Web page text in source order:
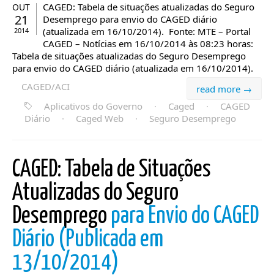
OUT
21
2014
CAGED: Tabela de situações atualizadas do Seguro
Desemprego para envio do CAGED diário
(atualizada em 16/10/2014). Fonte: MTE – Portal
CAGED – Notícias em 16/10/2014 às 08:23 horas:
Tabela de situações atualizadas do Seguro Desemprego
para envio do CAGED diário (atualizada em 16/10/2014).
read more →
CAGED/ACI
Aplicativos do Governo
· Caged ·
CAGED
Diário
· Caged Web · Seguro Desemprego
CAGED: Tabela de Situações
Atualizadas do Seguro
Desemprego para Envio do CAGED
Diário (Publicada em
13/10/2014)